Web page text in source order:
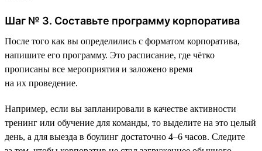
Шаг № 3. Составьте программу корпоратива
После того как вы определились с форматом корпоратива,
напишите его программу. Это расписание, где чётко
прописаны все мероприятия и заложено время
на их проведение.
Например, если вы запланировали в качестве активности
тренинг или обучение для команды, то выделите на это целый
день, а для выезда в боулинг достаточно 4–6 часов. Следите